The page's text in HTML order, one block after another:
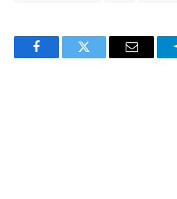
FacebookTwitter Email